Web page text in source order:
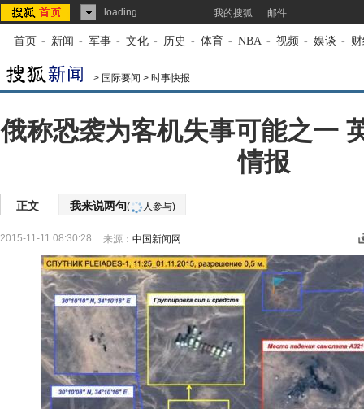
loading... 我的搜狐 邮件
首页 - 新闻 - 军事 - 文化 - 历史 - 体育 - NBA - 视频 - 娱谈 -
> 国际要闻 > 时事快报
俄称恐袭为客机失事可能之一
情报
正文 我来说两句( 人参与)
2015-11-11 08:30:28 来源： 中国新闻网